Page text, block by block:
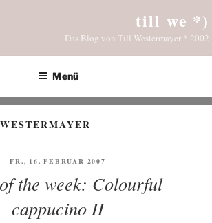
till we *)
Das Blog von Till Westermayer * 2002
Menü
VERÖFFENTLICHT
FR., 16. FEBRUAR 2007
the week: Colourful
cappucino II